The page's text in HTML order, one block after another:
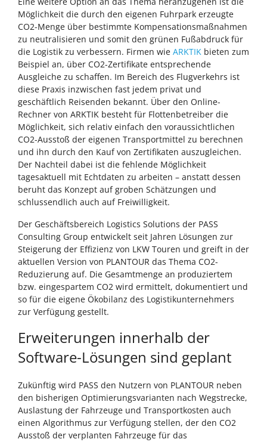
Möglichkeit die durch den eigenen Fuhrpark erzeugte
CO2-Menge über bestimmte Kompensationsmaßnahmen
zu neutralisieren und somit den grünen Fußabdruck für
die Logistik zu verbessern. Firmen wie ARKTIK bieten zum
Beispiel an, über CO2-Zertifikate entsprechende
Ausgleiche zu schaffen. Im Bereich des Flugverkehrs ist
diese Praxis inzwischen fast jedem privat und
geschäftlich Reisenden bekannt. Über den Online-
Rechner von ARKTIK besteht für Flottenbetreiber die
Möglichkeit, sich relativ einfach den voraussichtlichen
CO2-Ausstoß der eigenen Transportmittel zu berechnen
und ihn durch den Kauf von Zertifikaten auszugleichen.
Der Nachteil dabei ist die fehlende Möglichkeit
tagesaktuell mit Echtdaten zu arbeiten – anstatt dessen
beruht das Konzept auf groben Schätzungen und
schlussendlich auch auf Freiwilligkeit.
Der Geschäftsbereich Logistics Solutions der PASS
Consulting Group entwickelt seit Jahren Lösungen zur
Steigerung der Effizienz von LKW Touren und greift in der
aktuellen Version von PLANTOUR das Thema CO2-
Reduzierung auf. Die Gesamtmenge an produziertem
bzw. eingespartem CO2 wird ermittelt, dokumentiert und
so für die eigene Ökobilanz des Logistikunternehmers
zur Verfügung gestellt.
Erweiterungen innerhalb der
Software-Lösungen sind geplant
Zukünftig wird PASS den Nutzern von PLANTOUR neben
den bisherigen Optimierungsvarianten nach Wegstrecke,
Auslastung der Fahrzeuge und Transportkosten auch
einen Algorithmus zur Verfügung stellen, der den CO2
Ausstoß der verplanten Fahrzeuge für das